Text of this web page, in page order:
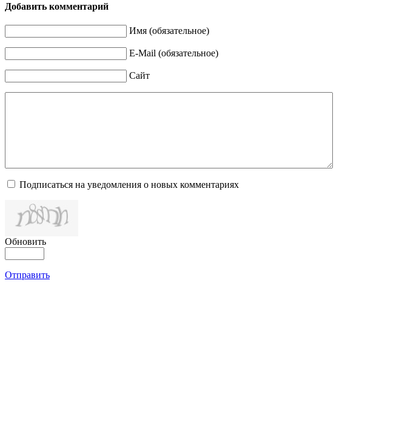
Добавить комментарий
Имя (обязательное)
E-Mail (обязательное)
Сайт
Подписаться на уведомления о новых комментариях
Обновить
Отправить